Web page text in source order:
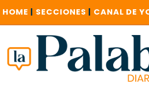
HOME | SECCIONES | CANAL DE